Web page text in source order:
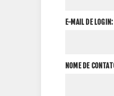
E-MAIL DE LOGIN:
NOME DE